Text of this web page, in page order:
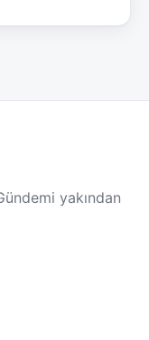
yakından